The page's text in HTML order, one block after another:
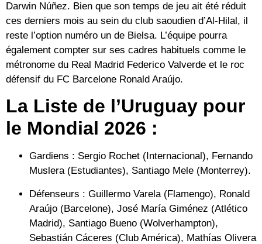
Darwin Núñez. Bien que son temps de jeu ait été réduit
ces derniers mois au sein du club saoudien d’Al-Hilal, il
reste l’option numéro un de Bielsa. L’équipe pourra
également compter sur ses cadres habituels comme le
métronome du Real Madrid Federico Valverde et le roc
défensif du FC Barcelone Ronald Araújo.
La Liste de l’Uruguay pour
le Mondial 2026 :
Gardiens : Sergio Rochet (Internacional), Fernando
Muslera (Estudiantes), Santiago Mele (Monterrey).
Défenseurs : Guillermo Varela (Flamengo), Ronald
Araújo (Barcelone), José María Giménez (Atlético
Madrid), Santiago Bueno (Wolverhampton),
Sebastián Cáceres (Club América), Mathías Olivera